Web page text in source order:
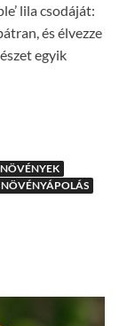
lila csodáját:
és élvezze
egyik
NÖVÉNYÁPOLÁS